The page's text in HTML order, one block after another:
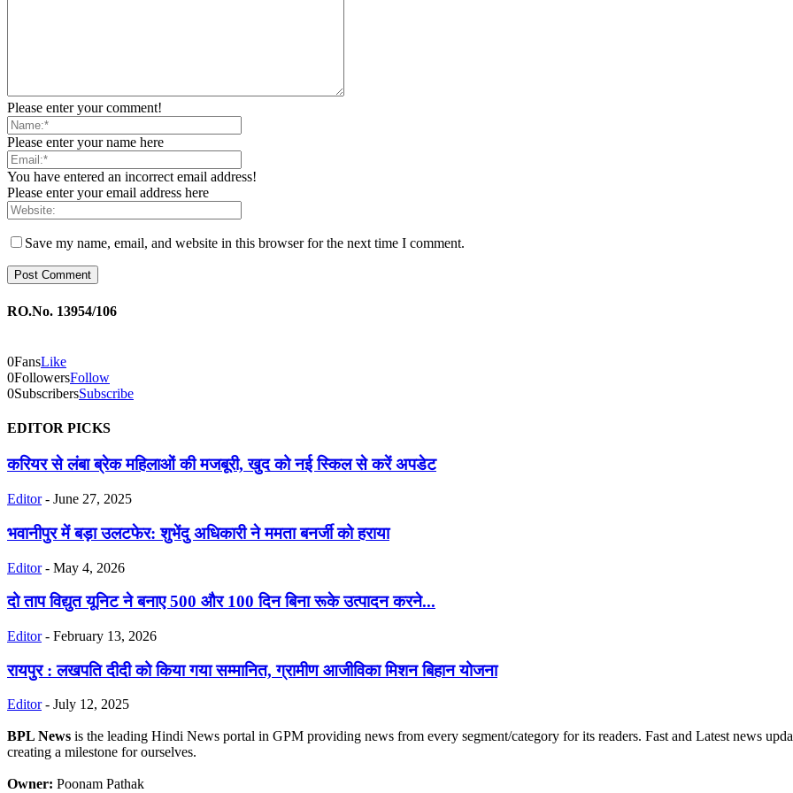
Please enter your comment!
Please enter your name here
You have entered an incorrect email address!
Please enter your email address here
Save my name, email, and website in this browser for the next time I comment.
RO.No. 13954/106
0FansLike
0FollowersFollow
0SubscribersSubscribe
EDITOR PICKS
करियर से लंबा ब्रेक महिलाओं की मजबूरी, खुद को नई स्किल से करें अपडेट
Editor - June 27, 2025
भवानीपुर में बड़ा उलटफेर: शुभेंदु अधिकारी ने ममता बनर्जी को हराया
Editor - May 4, 2026
दो ताप विद्युत यूनिट ने बनाए 500 और 100 दिन बिना रूके उत्पादन करने...
Editor - February 13, 2026
रायपुर : लखपति दीदी को किया गया सम्मानित, ग्रामीण आजीविका मिशन बिहान योजना
Editor - July 12, 2025
BPL News is the leading Hindi News portal in GPM providing news from every segment/category for its readers. Fast and Latest news
creating a milestone for ourselves.
Owner: Poonam Pathak